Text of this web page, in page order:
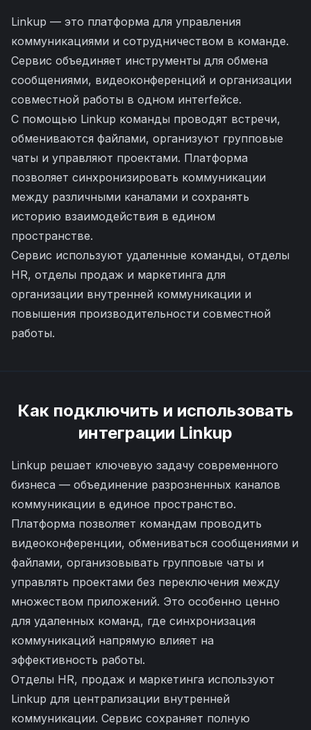
Linkup — это платформа для управления
коммуникациями и сотрудничеством в команде.
Сервис объединяет инструменты для обмена
сообщениями, видеоконференций и организации
совместной работы в одном интerfейсе.
С помощью Linkup команды проводят встречи,
обмениваются файлами, организуют групповые
чаты и управляют проектами. Платформа
позволяет синхронизировать коммуникации
между различными каналами и сохранять
историю взаимодействия в едином
пространстве.
Сервис используют удаленные команды, отделы
HR, отделы продаж и маркетинга для
организации внутренней коммуникации и
повышения производительности совместной
работы.
Как подключить и использовать
интеграции Linkup
Linkup решает ключевую задачу современного
бизнеса — объединение разрозненных каналов
коммуникации в единое пространство.
Платформа позволяет командам проводить
видеоконференции, обмениваться сообщениями и
файлами, организовывать групповые чаты и
управлять проектами без переключения между
множеством приложений. Это особенно ценно
для удаленных команд, где синхронизация
коммуникаций напрямую влияет на
эффективность работы.
Отделы HR, продаж и маркетинга используют
Linkup для централизации внутренней
коммуникации. Сервис сохраняет полную